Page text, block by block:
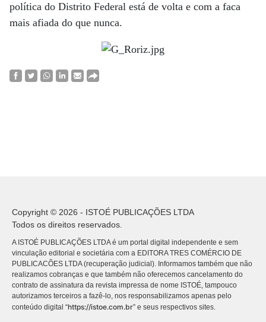
política do Distrito Federal está de volta e com a faca
mais afiada do que nunca.
Copyright © 2026 - ISTOÉ PUBLICAÇÕES LTDA
Todos os direitos reservados.
A ISTOÉ PUBLICAÇÕES LTDA é um portal digital independente e sem
vinculação editorial e societária com a EDITORA TRES COMÉRCIO DE
PUBLICACÕES LTDA (recuperação judicial). Informamos também que não
realizamos cobranças e que também não oferecemos cancelamento do
contrato de assinatura da revista impressa de nome ISTOÉ, tampouco
autorizamos terceiros a fazê-lo, nos responsabilizamos apenas pelo
conteúdo digital “https://istoe.com.br” e seus respectivos sites.